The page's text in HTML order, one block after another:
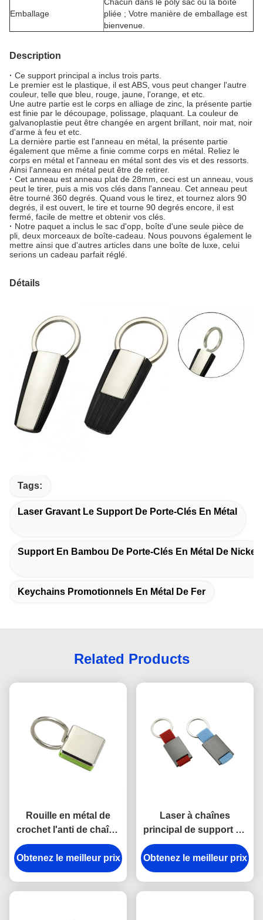
Emballage
pliée ; Votre manière de emballage est
bienvenue.
Description
· Ce support principal a inclus trois parts.
Le premier est le plastique, il est ABS, vous peut changer l'autre
couleur, telle que bleu, rouge, jaune, l'orange, et etc.
Une autre partie est le corps en alliage de zinc, la présente partie
est finie par le découpage, polissage, plaquant. La couleur de
galvanoplastie peut être changée en argent brillant, noir mat, noir
d'arme à feu et etc.
La dernière partie est l'anneau en métal, la présente partie
également que même a finie comme corps en métal. Reliez le
corps en métal et l'anneau en métal sont des vis et des ressorts.
Ainsi l'anneau en métal peut être de retirer.
· Cet anneau est anneau plat de 28mm, ceci est un anneau, vous
peut le tirer, puis a mis vos clés dans l'anneau. Cet anneau peut
être tourné 360 degrés. Quand vous le tirez, et tournez alors 90
degrés, il est ouvert, le tire et tourne 90 degrés encore, il est
fermé, facile de mettre et obtenir vos clés.
· Notre paquet a inclus le sac d'opp, boîte d'une seule pièce de
pli, deux morceaux de boîte-cadeau. Nous pouvons également le
mettre ainsi que d'autres articles dans une boîte de luxe, celui
serions un cadeau parfait réglé.
Détails
Tags:
Laser Gravant Le Support De Porte-Clés En Métal
Support En Bambou De Porte-Clés En Métal De Nickel
Keychains Promotionnels En Métal De Fer
Related Products
Rouille en métal de
crochet l'anti de chaîne
principale de rupture en
alliage de zinc de
support a gravé des
Obtenez le meilleur prix
Laser à chaînes
principal de support en
métal de rectangle
gravant le cadeau de
souvenir de toile
Obtenez le meilleur prix